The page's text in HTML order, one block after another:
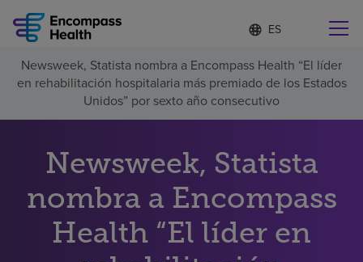
Lista
de
idiomas
contraída
d
o
m
a
e
c
c
i
n
Encuentre una localidad cerca de usted
Por qué debe elegirnos
Servicios de rehabilitación
Newsweek, Statista nombra a Encompass Health “El líder
en rehabilitación hospitalaria más premiado de los Estados
Unidos” por sexto año consecutivo
Newsweek, Statista
nombra a Encompass
Health “El líder en